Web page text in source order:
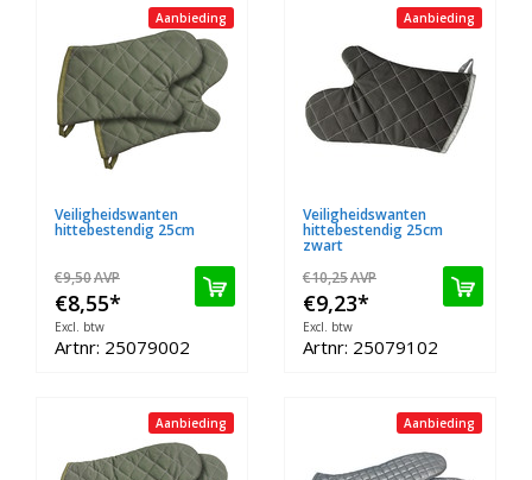
Aanbieding
Veiligheidswanten
hittebestendig 25cm
€9,50AVP
€8,55*
Excl. btw
Artnr: 25079002
Aanbieding
Veiligheidswanten
hittebestendig 25cm
zwart
€10,25AVP
€9,23*
Excl. btw
Artnr: 25079102
Aanbieding Aanbieding